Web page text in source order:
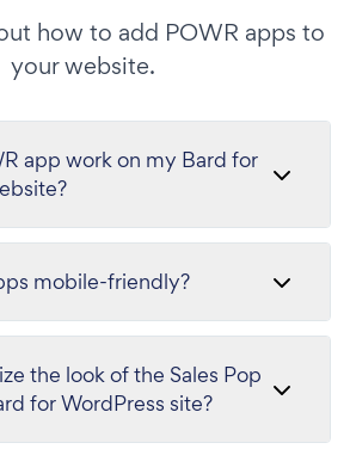
how to add POWR apps to
your website.
app work on my Bard for
mobile-friendly?
the look of the Sales Pop
for WordPress site?